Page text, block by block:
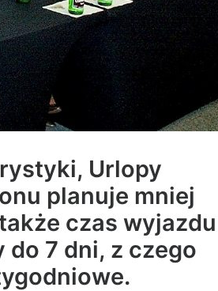
Urlopy
planuje mniej
czas wyjazdu
7 dni, z czego